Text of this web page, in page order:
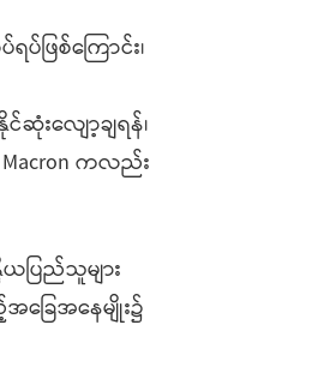
ြစ်ကြောင်း၊
လျော့ချရန်၊
Macron ကလည်း
ြည်သူများ
ြေအနေမျိုး၌